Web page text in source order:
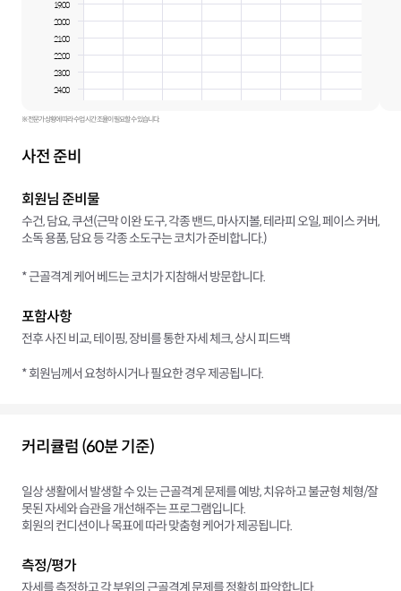
19:00
20:00
21:00
22:00
23:00
24:00
※ 전문가 상황에 따라 수업 시간 조율이 필요할 수 있습니다.
사전 준비
회원님 준비물
수건, 담요, 쿠션(근막 이완 도구, 각종 밴드, 마사지볼, 테라피 오일, 페이스 커버,
소독 용품, 담요 등 각종 소도구는 코치가 준비합니다.)
* 근골격계 케어 베드는 코치가 지참해서 방문합니다.
포함사항
전후 사진 비교, 테이핑, 장비를 통한 자세 체크, 상시 피드백
* 회원님께서 요청하시거나 필요한 경우 제공됩니다.
커리큘럼 (60분 기준)
일상 생활에서 발생할 수 있는 근골격계 문제를 예방, 치유하고 불균형 체형/잘
못된 자세와 습관을 개선해주는 프로그램입니다.
회원의 컨디션이나 목표에 따라 맞춤형 케어가 제공됩니다.
측정/평가